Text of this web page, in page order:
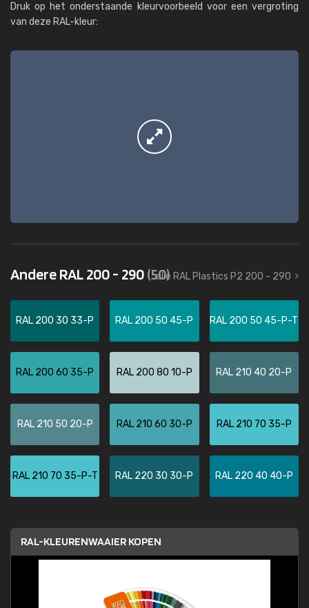
Druk op het onderstaande kleurvoorbeeld voor een vergroting
van deze RAL-kleur:
Andere RAL 200 - 290(50)
alle RAL Plastics P2 200 - 290
RAL 200 30 33-P RAL 200 50 45-P RAL 200 50 45-P-T
RAL 200 60 35-P RAL 200 80 10-P RAL 210 40 20-P
RAL 210 50 20-P RAL 210 60 30-P RAL 210 70 35-P
RAL 210 70 35-P-T RAL 220 30 30-P RAL 220 40 40-P
RAL-KLEURENWAAIER KOPEN